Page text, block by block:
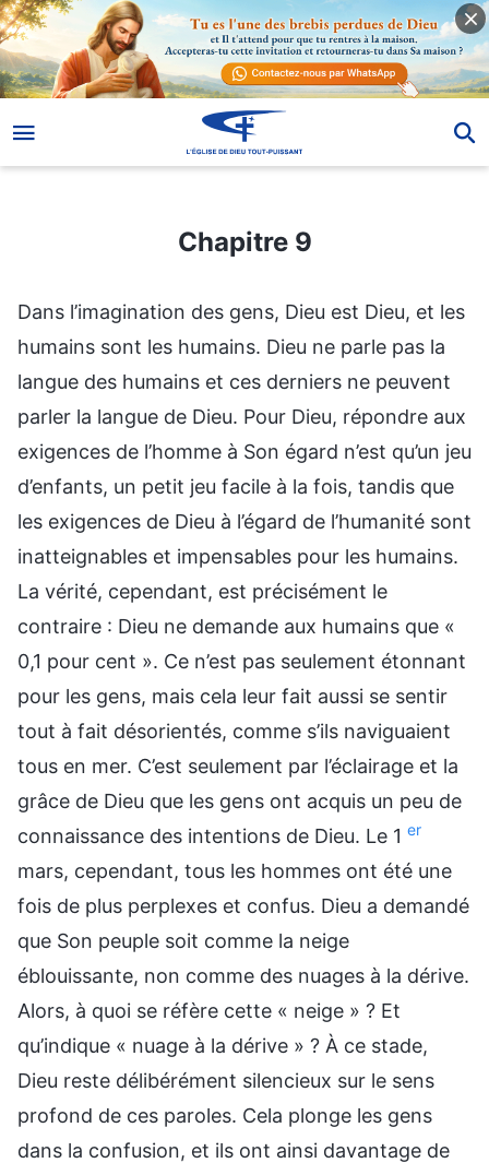
Chapitre 9
Dans l’imagination des gens, Dieu est Dieu, et les
humains sont les humains. Dieu ne parle pas la
langue des humains et ces derniers ne peuvent
parler la langue de Dieu. Pour Dieu, répondre aux
exigences de l’homme à Son égard n’est qu’un jeu
d’enfants, un petit jeu facile à la fois, tandis que
les exigences de Dieu à l’égard de l’humanité sont
inatteignables et impensables pour les humains.
La vérité, cependant, est précisément le
contraire : Dieu ne demande aux humains que «
0,1 pour cent ». Ce n’est pas seulement étonnant
pour les gens, mais cela leur fait aussi se sentir
tout à fait désorientés, comme s’ils naviguaient
tous en mer. C’est seulement par l’éclairage et la
grâce de Dieu que les gens ont acquis un peu de
connaissance des intentions de Dieu. Le 1 er
mars, cependant, tous les hommes ont été une
fois de plus perplexes et confus. Dieu a demandé
que Son peuple soit comme la neige
éblouissante, non comme des nuages à la dérive.
Alors, à quoi se réfère cette « neige » ? Et
qu’indique « nuage à la dérive » ? À ce stade,
Dieu reste délibérément silencieux sur le sens
profond de ces paroles. Cela plonge les gens
dans la confusion, et ils ont ainsi davantage de